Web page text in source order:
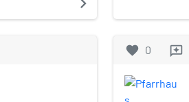
favorite 0 reviews